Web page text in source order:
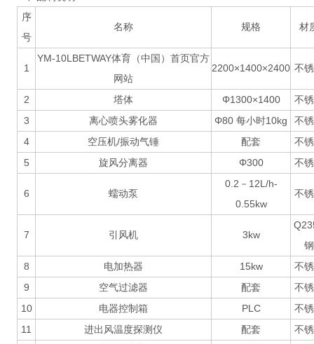
序
号
名称 规格 材
1
YM-10LBETWAY体育（中国）首页官方
网站
2200×1400×2400 不
2 塔体 Φ1300×1400
不
3
离心喷头雾化器 Φ80 每小时10kg
不
4
空压机/振动气锤 配套
不
5
旋风分离器 Φ300 不
6 蠕动泵
0.2－12L/h-
0.55kw
不
7 引风机 3kw
钢
8
电加热器 15kw
不
9
空气过滤器 配套
不
10
电器控制箱 PLC
不
11
进出风温度探测仪 配套
不